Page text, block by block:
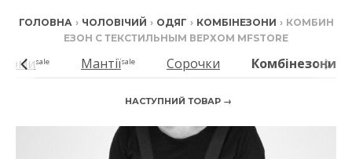
ГОЛОВНА › ЧОЛОВІЧИЙ › ОДЯГ › КОМБІНЕЗОНИ › КОМБИН
ЕЗОН С ТЕКСТИЛЬНЫМ ВЕРХОМ MFSTORE
sale Мантіїsale Сорочки Комбінезони
НАСТУПНИЙ ТОВАР →